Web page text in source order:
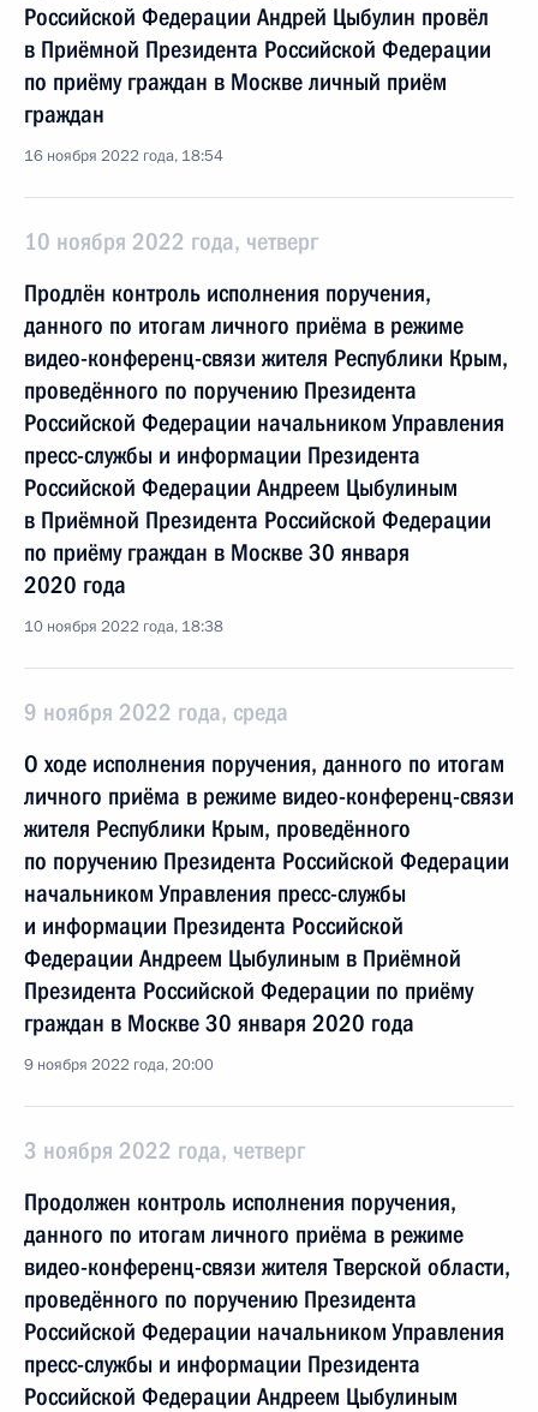
Российской Федерации Андрей Цыбулин провёл
в Приёмной Президента Российской Федерации
по приёму граждан в Москве личный приём
граждан
16 ноября 2022 года, 18:54
10 ноября 2022 года, четверг
Продлён контроль исполнения поручения,
данного по итогам личного приёма в режиме
видео-конференц-связи жителя Республики Крым,
проведённого по поручению Президента
Российской Федерации начальником Управления
пресс-службы и информации Президента
Российской Федерации Андреем Цыбулиным
в Приёмной Президента Российской Федерации
по приёму граждан в Москве 30 января
2020 года
10 ноября 2022 года, 18:38
9 ноября 2022 года, среда
О ходе исполнения поручения, данного по итогам
личного приёма в режиме видео-конференц-связи
жителя Республики Крым, проведённого
по поручению Президента Российской Федерации
начальником Управления пресс-службы
и информации Президента Российской
Федерации Андреем Цыбулиным в Приёмной
Президента Российской Федерации по приёму
граждан в Москве 30 января 2020 года
9 ноября 2022 года, 20:00
3 ноября 2022 года, четверг
Продолжен контроль исполнения поручения,
данного по итогам личного приёма в режиме
видео-конференц-связи жителя Тверской области,
проведённого по поручению Президента
Российской Федерации начальником Управления
пресс-службы и информации Президента
Российской Федерации Андреем Цыбулиным